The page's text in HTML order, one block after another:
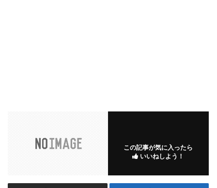
この記事が気に入ったら
いいねしよう！